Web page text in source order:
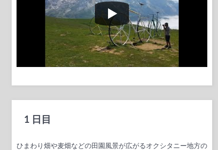
1 日目
ひまわり畑や麦畑などの田園風景が広がるオクシタニー地方の